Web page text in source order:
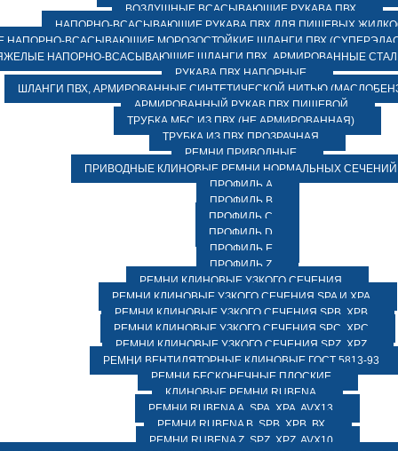
ВОЗДУШНЫЕ ВСАСЫВАЮЩИЕ РУКАВА ПВХ
НАПОРНО-ВСАСЫВАЮЩИЕ РУКАВА ПВХ ДЛЯ ПИЩЕВЫХ
НАПОРНО-ВСАСЫВАЮЩИЕ МОРОЗОСТОЙКИЕ ШЛАНГИ ПВХ
НАПОРНО-ВСАСЫВАЮЩИЕ ШЛАНГИ ПВХ, АРМИРОВАННЫЕ
РУКАВА ПВХ НАПОРНЫЕ
ШЛАНГИ ПВХ, АРМИРОВАННЫЕ СИНТЕТИЧЕСКОЙ НИТЬЮ
АРМИРОВАННЫЙ РУКАВ ПВХ ПИЩЕВОЙ
ТРУБКА МБС ИЗ ПВХ (НЕ АРМИРОВАННАЯ)
ТРУБКА ИЗ ПВХ ПРОЗРАЧНАЯ
РЕМНИ ПРИВОДНЫЕ
ПРИВОДНЫЕ КЛИНОВЫЕ РЕМНИ НОРМАЛЬНЫХ СЕЧЕНИЙ
ПРОФИЛЬ A
ПРОФИЛЬ B
ПРОФИЛЬ C
ПРОФИЛЬ D
ПРОФИЛЬ E
ПРОФИЛЬ Z
РЕМНИ КЛИНОВЫЕ УЗКОГО СЕЧЕНИЯ
РЕМНИ КЛИНОВЫЕ УЗКОГО СЕЧЕНИЯ SPA И XPA
РЕМНИ КЛИНОВЫЕ УЗКОГО СЕЧЕНИЯ SPB, XPB
РЕМНИ КЛИНОВЫЕ УЗКОГО СЕЧЕНИЯ SPC, XPC
РЕМНИ КЛИНОВЫЕ УЗКОГО СЕЧЕНИЯ SPZ, XPZ
РЕМНИ ВЕНТИЛЯТОРНЫЕ КЛИНОВЫЕ ГОСТ 5813-93
РЕМНИ БЕСКОНЕЧНЫЕ ПЛОСКИЕ
КЛИНОВЫЕ РЕМНИ RUBENA
РЕМНИ RUBENA А, SPA, XPA, AVX13
РЕМНИ RUBENA В, SPВ, ХPВ, ВХ
РЕМНИ RUBENA Z, SPZ, XPZ, AVX10